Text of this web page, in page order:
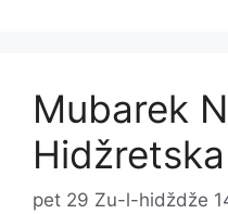
Mubarek
pet 29 Zu-l-hidždže